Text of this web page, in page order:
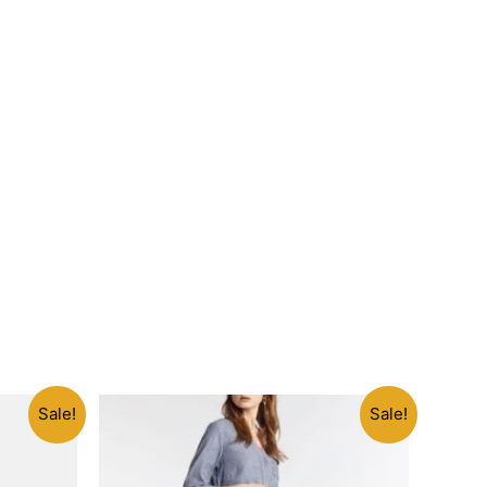
Sale! Sale!